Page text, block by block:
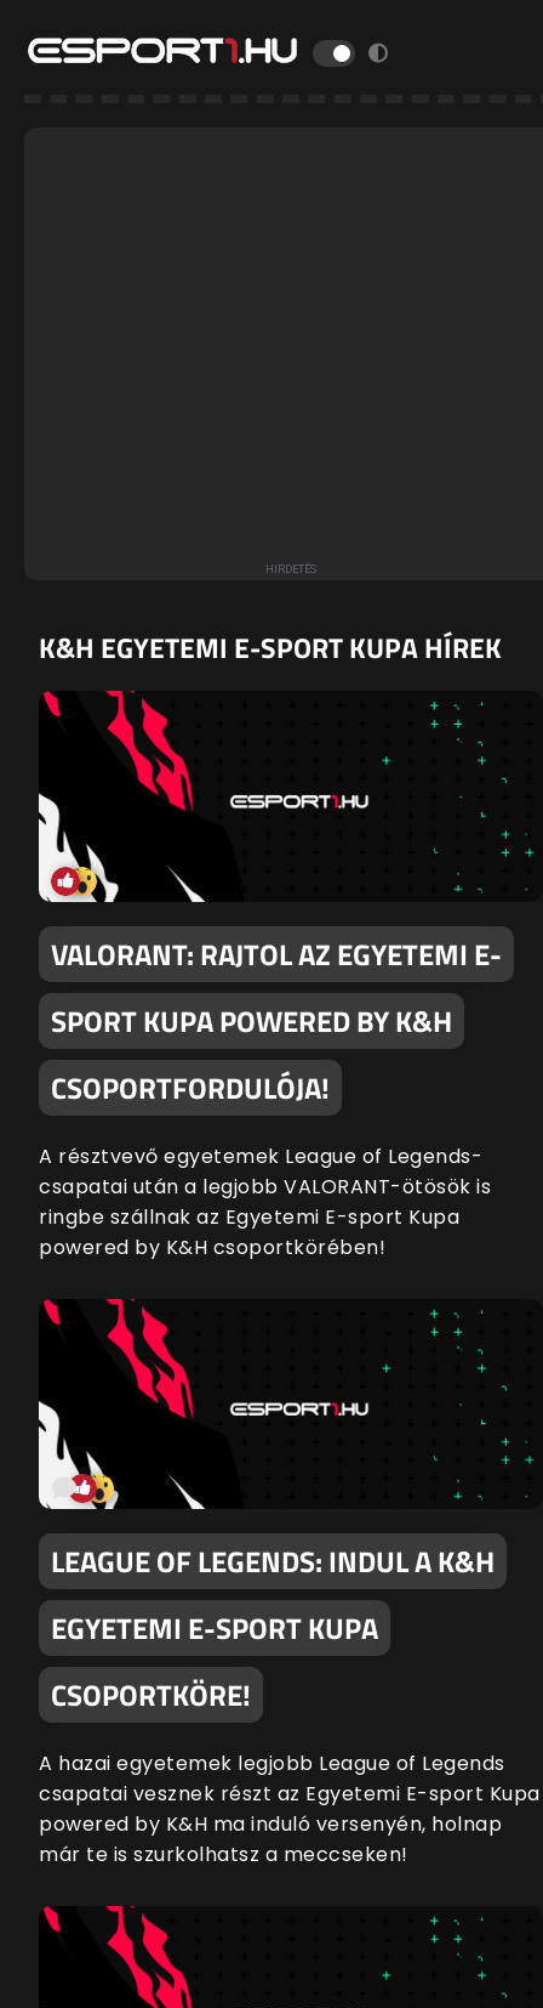
K&H EGYETEMI E-SPORT KUPA HÍREK
VALORANT: RAJTOL AZ EGYETEMI E-
SPORT KUPA POWERED BY K&H
CSOPORTFORDULÓJA!
A résztvevő egyetemek League of Legends-
csapatai után a legjobb VALORANT-ötösök is
ringbe szállnak az Egyetemi E-sport Kupa
powered by K&H csoportkörében!
LEAGUE OF LEGENDS: INDUL A K&H
EGYETEMI E-SPORT KUPA
CSOPORTKÖRE!
A hazai egyetemek legjobb League of Legends
csapatai vesznek részt az Egyetemi E-sport Kupa
powered by K&H ma induló versenyén, holnap
már te is szurkolhatsz a meccseken!